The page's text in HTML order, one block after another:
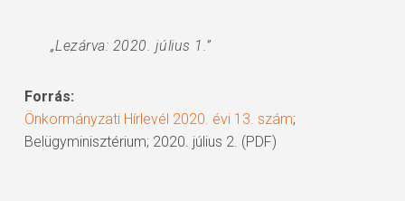
„Lezárva: 2020. július 1.”
Forrás:
Önkormányzati Hírlevél 2020. évi 13. szám;
Belügyminisztérium; 2020. július 2. (PDF)